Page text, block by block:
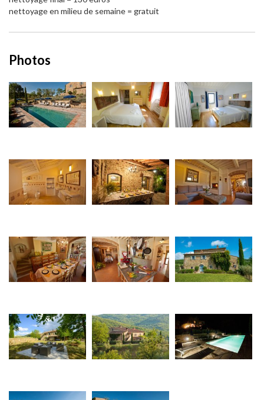
nettoyage en milieu de semaine = gratuit
Photos